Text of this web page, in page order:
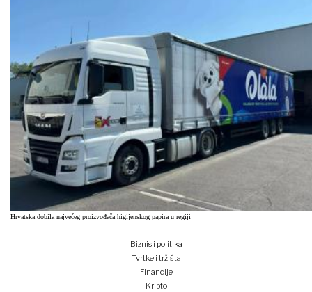
Hrvatska dobila najvećeg proizvođača higijenskog papira u regiji
Biznis i politika
Tvrtke i tržišta
Financije
Kripto